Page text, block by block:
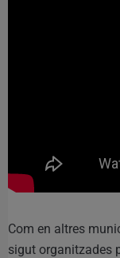
Com en altres
sigut organitzades